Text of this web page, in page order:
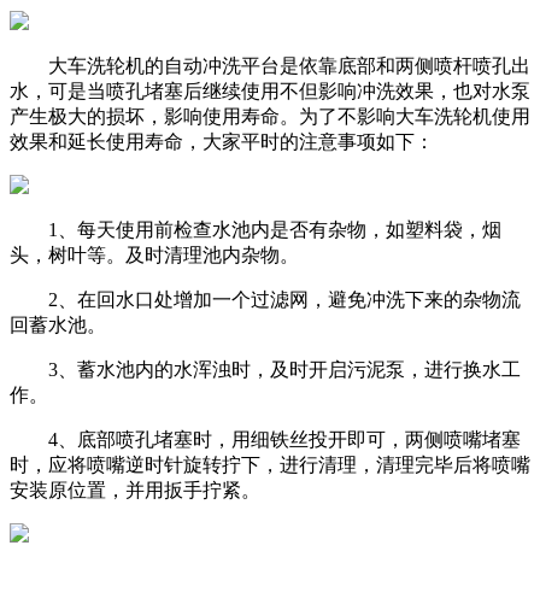
大车洗轮机的自动冲洗平台是依靠底部和两侧喷杆喷孔出
水，可是当喷孔堵塞后继续使用不但影响冲洗效果，也对水泵
产生极大的损坏，影响使用寿命。为了不影响大车洗轮机使用
效果和延长使用寿命，大家平时的注意事项如下：
1、每天使用前检查水池内是否有杂物，如塑料袋，烟
头，树叶等。及时清理池内杂物。
2、在回水口处增加一个过滤网，避免冲洗下来的杂物流
回蓄水池。
3、蓄水池内的水浑浊时，及时开启污泥泵，进行换水工
作。
4、底部喷孔堵塞时，用细铁丝投开即可，两侧喷嘴堵塞
时，应将喷嘴逆时针旋转拧下，进行清理，清理完毕后将喷嘴
安装原位置，并用扳手拧紧。